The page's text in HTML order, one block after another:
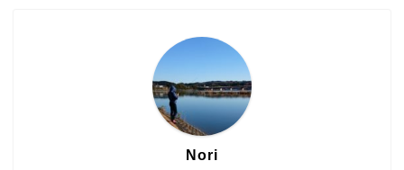
Nori